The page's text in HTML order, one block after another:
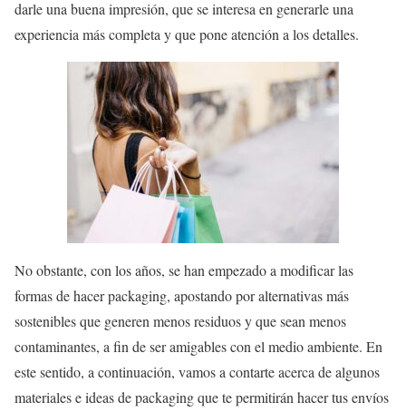
darle una buena impresión, que se interesa en generarle una
experiencia más completa y que pone atención a los detalles.
No obstante, con los años, se han empezado a modificar las
formas de hacer packaging, apostando por alternativas más
sostenibles que generen menos residuos y que sean menos
contaminantes, a fin de ser amigables con el medio ambiente. En
este sentido, a continuación, vamos a contarte acerca de algunos
materiales e ideas de packaging que te permitirán hacer tus envíos